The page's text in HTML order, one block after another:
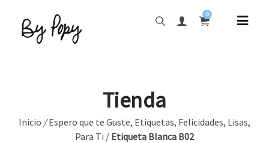
0
Tienda
Inicio /Espero que te Guste, Etiquetas, Felicidades, Lisas,
Para Ti / Etiqueta Blanca B02